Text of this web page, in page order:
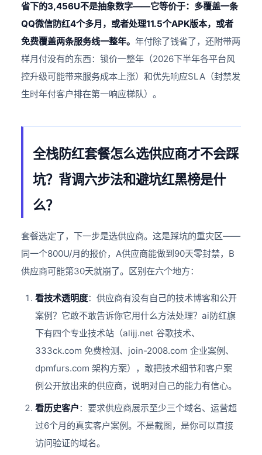
省下的3,456U不是抽象数字——它等价于：多覆盖一条
QQ微信防红4个多月，或者处理11.5个APK版本，或者
免费覆盖两条服务线一整年。年付除了钱省了，还附带两
样月付没有的东西：锁价一整年（2026下半年各平台风
控升级可能带来服务成本上涨）和优先响应SLA（封禁发
生时年付客户排在第一响应梯队）。
全栈防红套餐怎么选供应商才不会踩
坑？背调六步法和避坑红黑榜是什
么？
套餐选定了，下一步是选供应商。这是踩坑的重灾区——
同一个800U/月的报价，A供应商能做到90天零封禁，B
供应商可能第30天就崩了。区别在六个地方：
看技术透明度：供应商有没有自己的技术博客和公开
案例？它敢不敢告诉你它用什么方法处理？ai防红旗
下有四个专业技术站（alijj.net 谷歌技术、
333ck.com 免费检测、join-2008.com 企业案例、
dpmfurs.com 架构方案），敢把技术细节和客户案
例公开放出来的供应商，说明对自己的能力有信心。
看历史客户：要求供应商展示至少三个域名、运营超
过6个月的真实客户案例。不是截图，是你可以直接
访问验证的域名。